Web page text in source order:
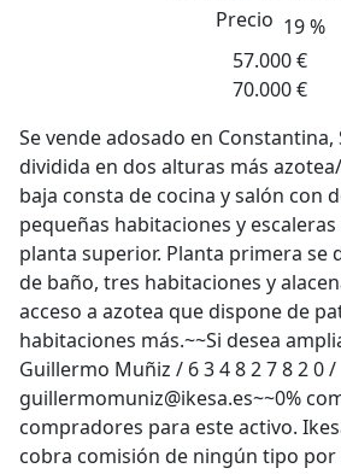
Precio 19 %
57.000 €
70.000 €
Se vende adosado en Constantina,
dividida en dos alturas más
baja consta de cocina y salón con
pequeñas habitaciones y escaleras
planta superior. Planta primera se
de baño, tres habitaciones y
acceso a azotea que dispone de
habitaciones más.~~Si desea
Guillermo Muñiz / 6 3 4 8 2 7 8 2 0 /
guillermomuniz@ikesa.es~~0%
compradores para este activo.
cobra comisión de ningún tipo por